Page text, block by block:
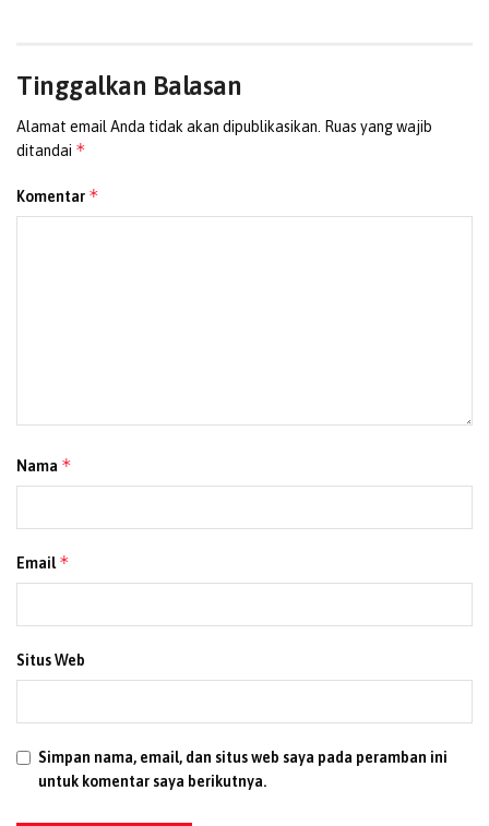
Tinggalkan Balasan
Alamat email Anda tidak akan dipublikasikan. Ruas yang wajib
ditandai *
Komentar *
Nama *
Email*
Situs Web
Simpan nama, email, dan situs web saya pada peramban ini
untuk komentar saya berikutnya.